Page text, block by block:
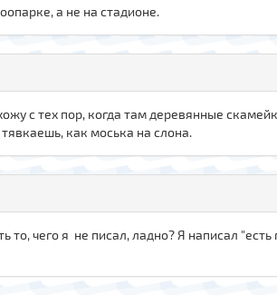
а не на стадионе.
с тех пор, когда там деревянные
как моська на слона.
чего я не писал, ладно? Я написал